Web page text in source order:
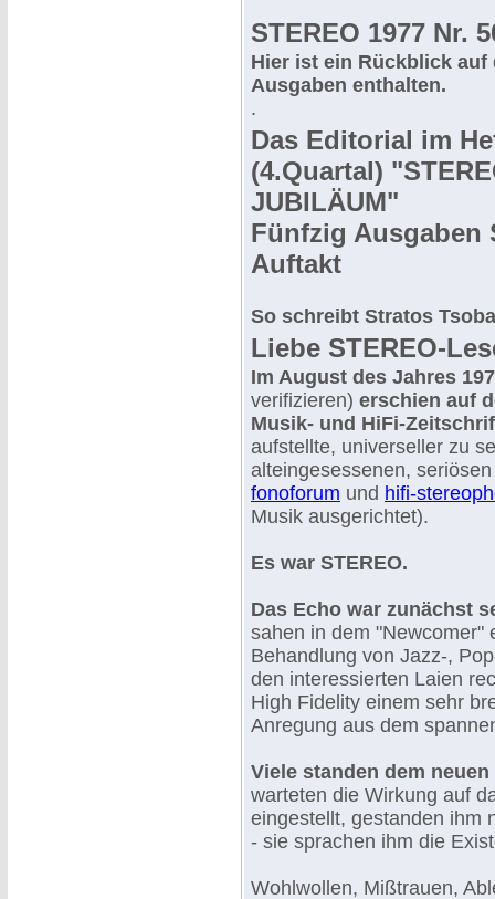
STEREO 1977 Nr.
Hier ist ein Rückblick auf
Ausgaben enthalten.
.
Das Editorial im
(4.Quartal)
JUBILÄUM"
Fünfzig Ausgaben
Auftakt
So schreibt Stratos
Liebe STEREO-
Im August des Jahres
verifizieren) erschien auf
Musik- und HiFi-
aufstellte, universeller zu
alteingesessenen,
fonoforum und hifi-
Musik ausgerichtet).
Es war STEREO.
Das Echo war zunächst
sahen in dem "Newcomer"
Behandlung von Jazz-,
den interessierten Laien
High Fidelity einem sehr
Anregung aus dem
Viele standen dem
warteten die Wirkung auf
eingestellt, gestanden ihm
- sie sprachen ihm die
Wohlwollen, Mißtrauen,